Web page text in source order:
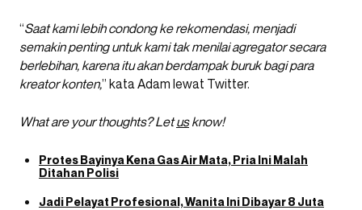
“Saat kami lebih condong ke rekomendasi, menjadi
semakin penting untuk kami tak menilai agregator secara
berlebihan, karena itu akan berdampak buruk bagi para
kreator konten,” kata Adam lewat Twitter.
What are your thoughts? Letusknow!
Protes Bayinya Kena Gas Air Mata, Pria Ini Malah
Ditahan Polisi
Jadi Pelayat Profesional, Wanita Ini Dibayar 8 Juta